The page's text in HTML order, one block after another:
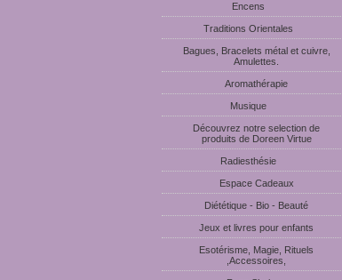
Encens
Traditions Orientales
Bagues, Bracelets métal et cuivre,
Amulettes.
Aromathérapie
Musique
Découvrez notre selection de
produits de Doreen Virtue
Radiesthésie
Espace Cadeaux
Diététique - Bio - Beauté
Jeux et livres pour enfants
Esotérisme, Magie, Rituels
,Accessoires,